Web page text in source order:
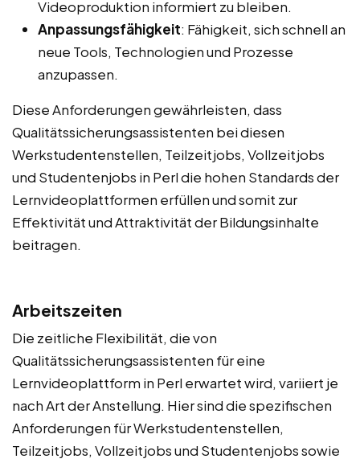
Videoproduktion informiert zu bleiben.
Anpassungsfähigkeit: Fähigkeit, sich schnell an
neue Tools, Technologien und Prozesse
anzupassen.
Diese Anforderungen gewährleisten, dass
Qualitätssicherungsassistenten bei diesen
Werkstudentenstellen, Teilzeitjobs, Vollzeitjobs
und Studentenjobs in Perl die hohen Standards der
Lernvideoplattformen erfüllen und somit zur
Effektivität und Attraktivität der Bildungsinhalte
beitragen.
Arbeitszeiten
Die zeitliche Flexibilität, die von
Qualitätssicherungsassistenten für eine
Lernvideoplattform in Perl erwartet wird, variiert je
nach Art der Anstellung. Hier sind die spezifischen
Anforderungen für Werkstudentenstellen,
Teilzeitjobs, Vollzeitjobs und Studentenjobs sowie